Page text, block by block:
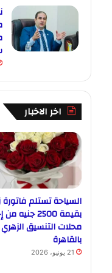
اخر الاخبار
السياحة تستلم فاتورة
بقيمة 2500
محلات التنسيق الزهري
بالقاهرة
21 يونيو، 2026